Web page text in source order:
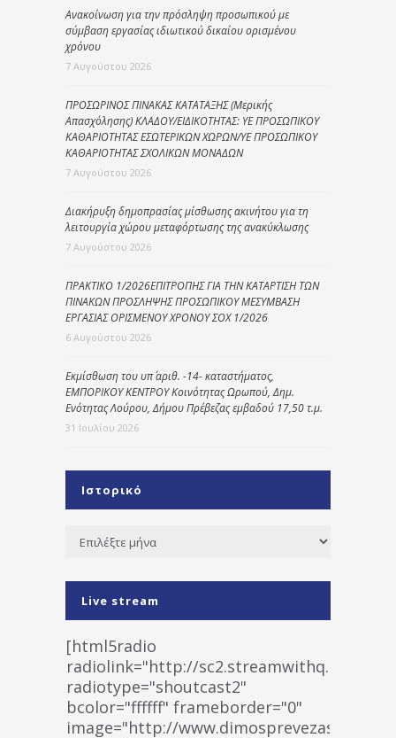
Ανακοίνωση για την πρόσληψη προσωπικού με
σύμβαση εργασίας ιδιωτικού δικαίου ορισμένου
χρόνου
7 Αυγούστου 2026
ΠΡΟΣΩΡΙΝΟΣ ΠΙΝΑΚΑΣ ΚΑΤΑΤΑΞΗΣ (Μερικής
Απασχόλησης) ΚΛΑΔΟΥ/ΕΙΔΙΚΟΤΗΤΑΣ: ΥΕ ΠΡΟΣΩΠΙΚΟΥ
ΚΑΘΑΡΙΟΤΗΤΑΣ ΕΣΩΤΕΡΙΚΩΝ ΧΩΡΩΝ/ΥΕ ΠΡΟΣΩΠΙΚΟΥ
ΚΑΘΑΡΙΟΤΗΤΑΣ ΣΧΟΛΙΚΩΝ ΜΟΝΑΔΩΝ
7 Αυγούστου 2026
Διακήρυξη δημοπρασίας μίσθωσης ακινήτου για τη
λειτουργία χώρου μεταφόρτωσης της ανακύκλωσης
7 Αυγούστου 2026
ΠΡΑΚΤΙΚΟ 1/2026ΕΠΙΤΡΟΠΗΣ ΓΙΑ ΤΗΝ ΚΑΤΑΡΤΙΣΗ ΤΩΝ
ΠΙΝΑΚΩΝ ΠΡΟΣΛΗΨΗΣ ΠΡΟΣΩΠΙΚΟΥ ΜΕΣΥΜΒΑΣΗ
ΕΡΓΑΣΙΑΣ ΟΡΙΣΜΕΝΟΥ ΧΡΟΝΟΥ ΣΟΧ 1/2026
6 Αυγούστου 2026
Εκμίσθωση του υπ΄ αριθ. -14- καταστήματος,
ΕΜΠΟΡΙΚΟΥ ΚΕΝΤΡΟΥ Κοινότητας Ωρωπού, Δημ.
Ενότητας Λούρου, Δήμου Πρέβεζας εμβαδού 17,50 τ.μ.
31 Ιουλίου 2026
Ιστορικό
Ιστορικό
Live stream
[html5radio
radiolink="http://
radiotype="shoutcast2"
bcolor="ffffff" frameborder="0"
image="http://www.dimosprevezas.gr/wp-